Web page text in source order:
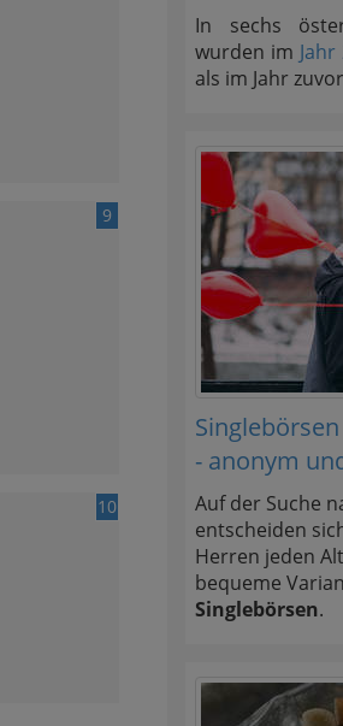
9
10
In sechs
wurden im
als im Jahr
- anonym
Auf der Suche
entscheiden
Herren jeden
bequeme
Singlebörsen.